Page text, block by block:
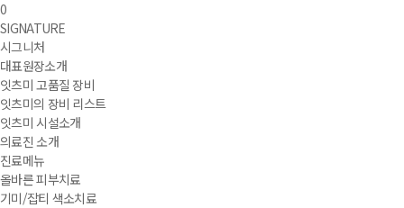
장바구니
0
안성잇츠미
메뉴열기
안성잇츠미
메뉴닫기
SIGNATURE
시그니처
대표원장소개
잇츠미 고품질 장비
잇츠미의 장비 리스트
잇츠미 시설소개
의료진 소개
진료메뉴
올바른 피부치료
기미/잡티 색소치료